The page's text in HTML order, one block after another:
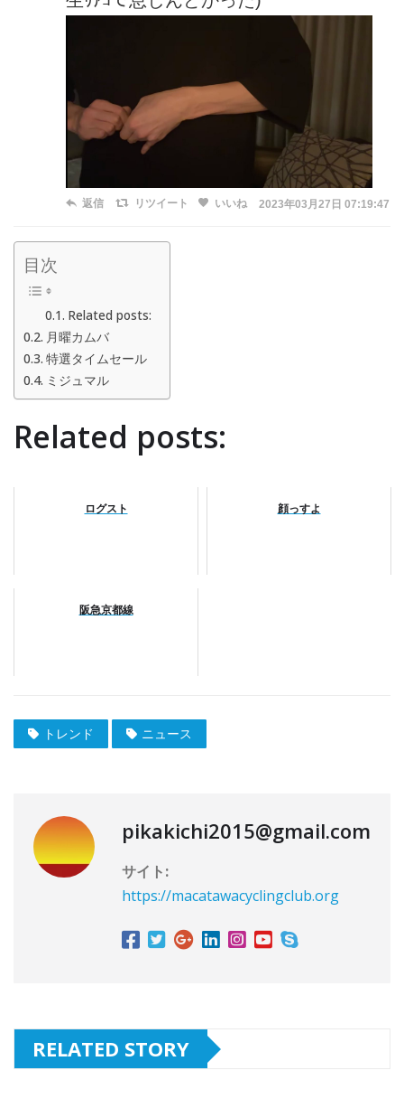
返信 リツイート いいね 2023年03月27日 07:19:47
目次
Related posts:
月曜カムバ
特選タイムセール
ミジュマル
Related posts:
ログスト 顔っすよ
阪急京都線
トレンド ニュース
pikakichi2015@gmail.com
サイト:
https://macatawacyclingclub.org
RELATED STORY